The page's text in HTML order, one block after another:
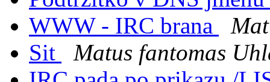
WWW - IRC brana
Sit
Matus fantomas